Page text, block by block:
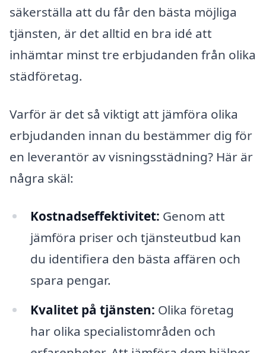
säkerställa att du får den bästa möjliga
tjänsten, är det alltid en bra idé att
inhämtar minst tre erbjudanden från olika
städföretag.
Varför är det så viktigt att jämföra olika
erbjudanden innan du bestämmer dig för
en leverantör av visningsstädning? Här är
några skäl:
Kostnadseffektivitet: Genom att
jämföra priser och tjänsteutbud kan
du identifiera den bästa affären och
spara pengar.
Kvalitet på tjänsten: Olika företag
har olika specialistområden och